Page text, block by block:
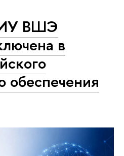
ВШЭ
в
обеспечения